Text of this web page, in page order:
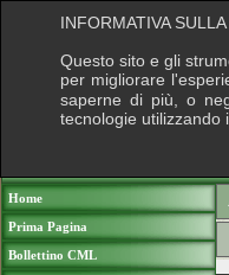
Home
Prima Pagina
Bollettino CML
INFORMATIVA
Questo sito e gli
per migliorare
saperne di più, o
tecnologie utilizzando